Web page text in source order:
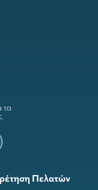
τα
Πελατών